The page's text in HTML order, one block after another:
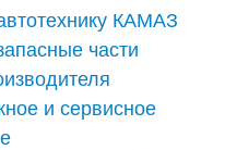
КАМАЗ
части
и сервисное